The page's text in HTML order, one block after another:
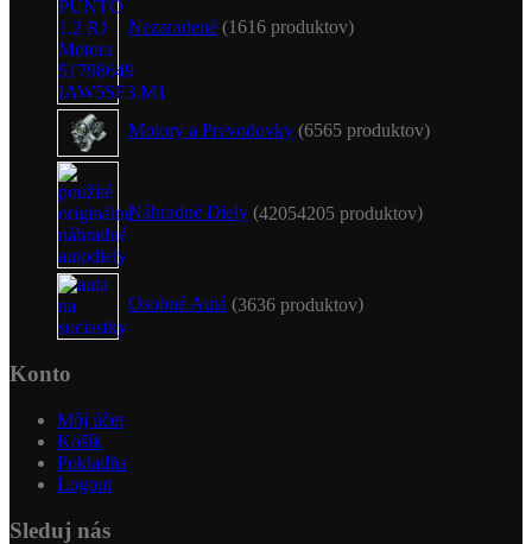
Nezaradené 1616 produktov
Motory a Prevodovky 6565 produktov
Náhradné Diely 42054205 produktov
Osobné Autá 3636 produktov
Konto
Môj účet
Košík
Pokladňa
Logout
Sleduj nás